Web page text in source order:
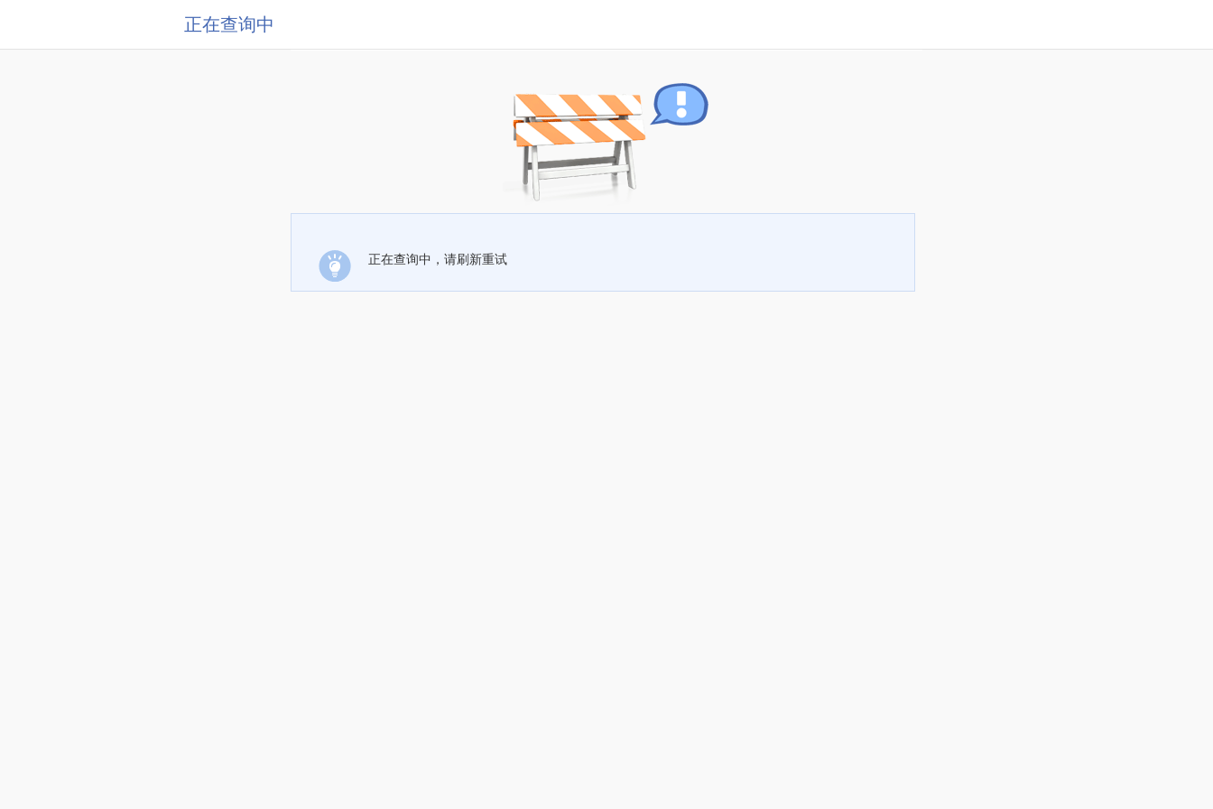
正在查询中
正在查询中，请刷新重试